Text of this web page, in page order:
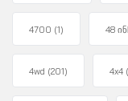
4700 (1) 48
4wd (201) 4x4